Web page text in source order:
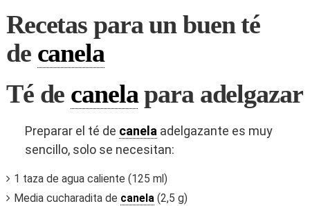
Recetas para un buen té
de canela
Té de canelapara adelgazar
Preparar el té de canela adelgazante es muy
sencillo, solo se necesitan:
1 taza de agua caliente (125 ml)
Media cucharadita de canela(2,5 g)